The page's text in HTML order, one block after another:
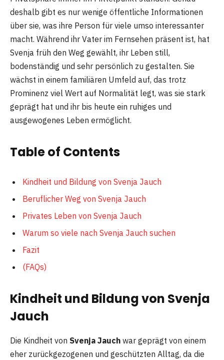
deshalb gibt es nur wenige öffentliche Informationen
über sie, was ihre Person für viele umso interessanter
macht. Während ihr Vater im Fernsehen präsent ist, hat
Svenja früh den Weg gewählt, ihr Leben still,
bodenständig und sehr persönlich zu gestalten. Sie
wächst in einem familiären Umfeld auf, das trotz
Prominenz viel Wert auf Normalität legt, was sie stark
geprägt hat und ihr bis heute ein ruhiges und
ausgewogenes Leben ermöglicht.
Table of Contents
Kindheit und Bildung von Svenja Jauch
Beruflicher Weg von Svenja Jauch
Privates Leben von Svenja Jauch
Warum so viele nach Svenja Jauch suchen
Fazit
(FAQs)
Kindheit und Bildung von Svenja
Jauch
Die Kindheit von Svenja Jauch war geprägt von einem
eher zurückgezogenen und geschützten Alltag, da die